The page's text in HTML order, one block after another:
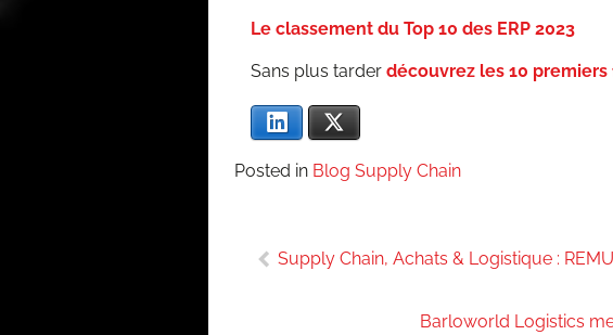
Le clas­se­ment du Top 10 des ERP 2023
Sans plus tar­der décou­vrez les 10 pre­miers
Lin­ke­dIn
Posted in Blog Supply Chain
de
Supply Chain, Achats & Logistique :
Barloworld Logistics